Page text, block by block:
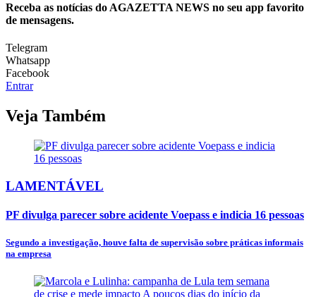
Receba as notícias do AGAZETTA NEWS no seu app favorito
de mensagens.
Telegram
Whatsapp
Facebook
Entrar
Veja Também
LAMENTÁVEL
PF divulga parecer sobre acidente Voepass e indicia 16 pessoas
Segundo a investigação, houve falta de supervisão sobre práticas informais
na empresa